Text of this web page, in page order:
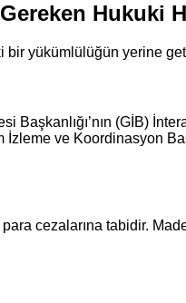
Hukuki
yükümlülüğün yerine
Başkanlığı’nın (GİB)
ve Koordinasyon
cezalarına tabidir.